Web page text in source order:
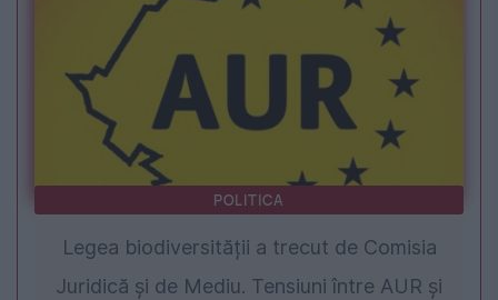
POLITICA
Legea biodiversității a trecut de Comisia
Juridică și de Mediu. Tensiuni între AUR și